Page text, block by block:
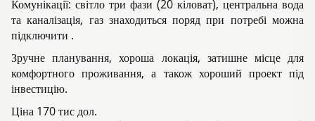
Комунікації: світло три фази (20 кіловат), центральна вода
та каналізація, газ знаходиться поряд при потребі можна
підключити .
Зручне планування, хороша локація, затишне місце для
комфортного проживання, а також хороший проект під
інвестицію.
Ціна 170 тис дол.